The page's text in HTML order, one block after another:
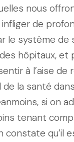
nous
de
le système de
hôpitaux, et
à l’aise de
la santé
si on
tenant
constate qu’il